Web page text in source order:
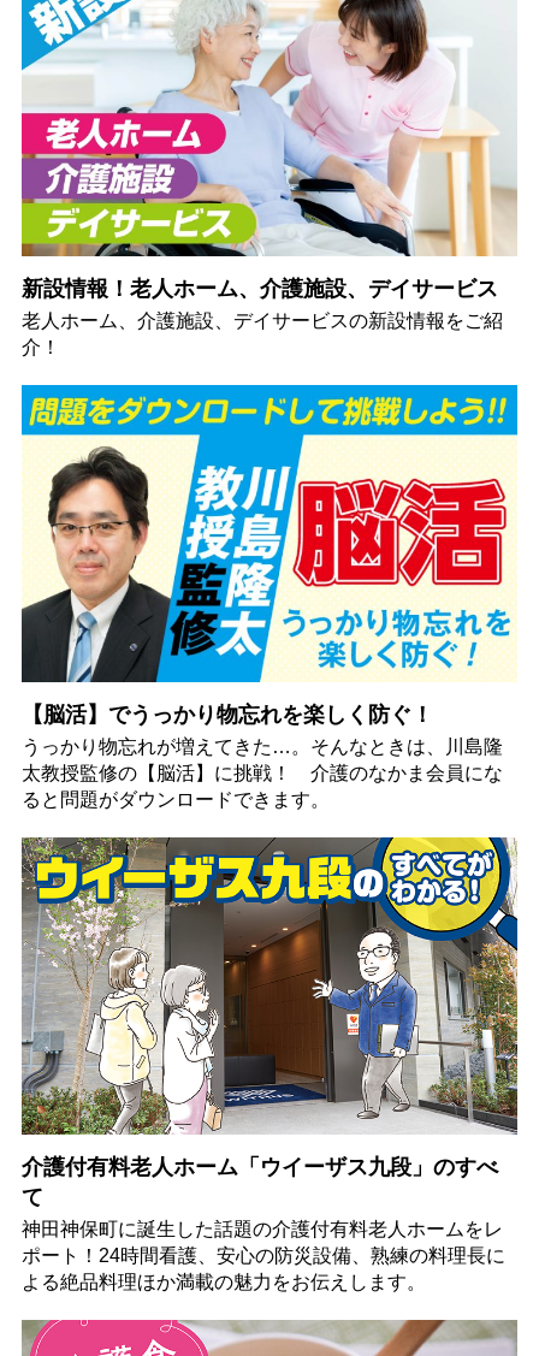
新設情報！老人ホーム、介護施設、デイサービス
老人ホーム、介護施設、デイサービスの新設情報をご紹
介！
【脳活】でうっかり物忘れを楽しく防ぐ！
うっかり物忘れが増えてきた…。そんなときは、川島隆
太教授監修の【脳活】に挑戦！ 介護のなかま会員にな
ると問題がダウンロードできます。
介護付有料老人ホーム「ウイーザス九段」のすべ
て
神田神保町に誕生した話題の介護付有料老人ホームをレ
ポート！24時間看護、安心の防災設備、熟練の料理長に
よる絶品料理ほか満載の魅力をお伝えします。